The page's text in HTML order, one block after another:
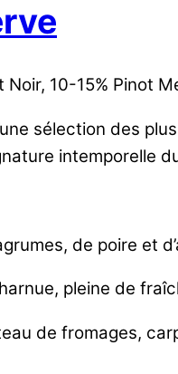
10-15% Pinot
sélection des
intemporelle
de poire et
pleine de
de fromages,